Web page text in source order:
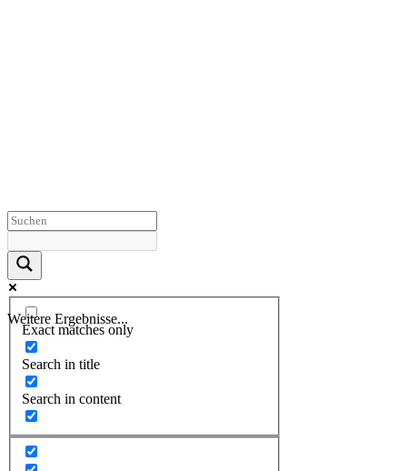
Weitere Ergebnisse...
Exact matches only
Search in title
Search in content